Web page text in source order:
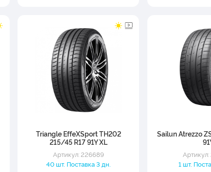
Triangle EffeXSport TH202
215/45 R17 91Y XL
Артикул: 226689
40 шт. Поставка 3 дн.
Sailun Atrezzo
1 шт.